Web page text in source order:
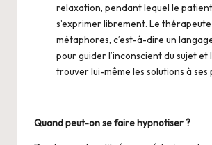
relaxation, pendant lequel le
s’exprimer librement. Le
métaphores, c’est-à-dire un
pour guider l’inconscient du sujet et
trouver lui-même les solutions à ses
Quand peut-on se faire hypnotiser ?